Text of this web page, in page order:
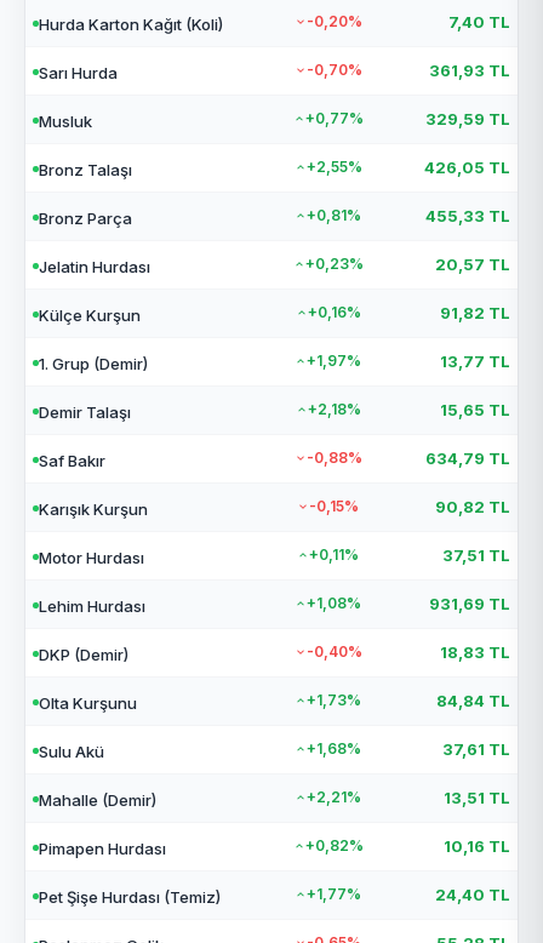
Hurda Karton Kağıt (Koli) -0,20% 7,40 TL
Sarı Hurda -0,70% 361,93 TL
Musluk +0,77% 329,59 TL
Bronz Talaşı +2,55% 426,05 TL
Bronz Parça +0,81% 455,33 TL
Jelatin Hurdası +0,23% 20,57 TL
Külçe Kurşun +0,16% 91,82 TL
1. Grup (Demir) +1,97% 13,77 TL
Demir Talaşı +2,18% 15,65 TL
Saf Bakır -0,88% 634,79 TL
Karışık Kurşun -0,15% 90,82 TL
Motor Hurdası +0,11% 37,51 TL
Lehim Hurdası +1,08% 931,69 TL
DKP (Demir) -0,40% 18,83 TL
Olta Kurşunu +1,73% 84,84 TL
Sulu Akü +1,68% 37,61 TL
Mahalle (Demir) +2,21% 13,51 TL
Pimapen Hurdası +0,82% 10,16 TL
Pet Şişe Hurdası (Temiz) +1,77% 24,40 TL